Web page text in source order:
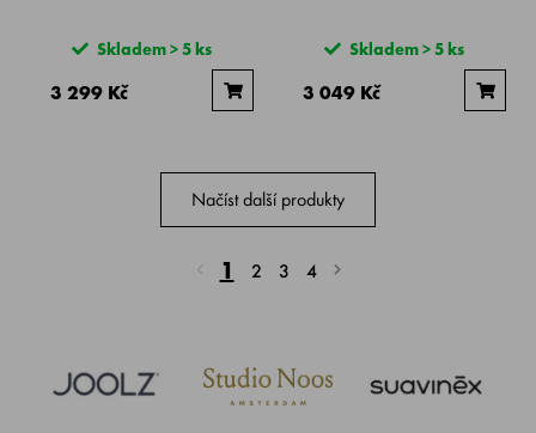
Skladem > 5 ks
3 299 Kč
Skladem > 5 ks
3 049 Kč
Načíst další produkty
1 2 3 4